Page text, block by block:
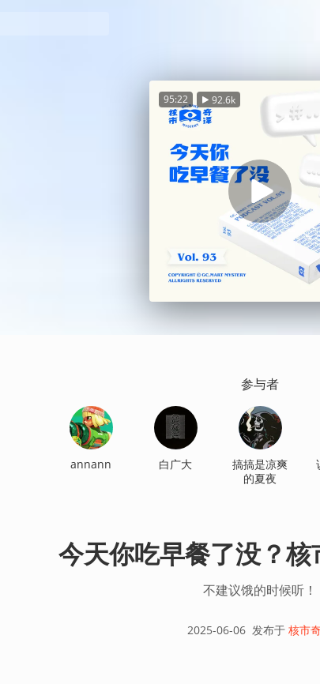
95:22 92.6k
参与者
annann 白广大
搞搞是凉爽
的夏夜
今天你吃早餐了没？
不建议饿的时候听！
2025-06-06 发布于 核市